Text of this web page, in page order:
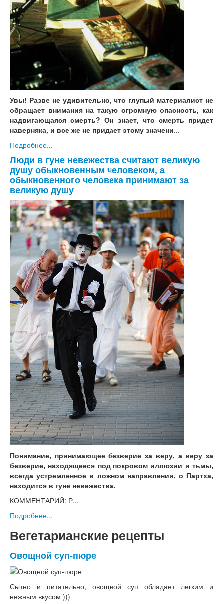
Увы! Разве не удивительно, что глупый материалист не
обращает внимания на такую огромную опасность, как
надвигающаяся смерть? Он знает, что смерть придет
наверняка, и все же не придает этому значени...
Подробнее...
Люди в гуне невежества считают великую
душу обыкновенным человеком, а
обыкновенного человека принимают за
великую душу
Понимание, принимающее безверие за веру, а веру за
безверие, находящееся под покровом иллюзии и тьмы,
всегда устремленное в ложном направлении, о Партха,
находится в гуне невежества.
КОММЕНТАРИЙ: Р...
Подробнее...
Вегетарианские рецепты
Овощной суп-пюре
Сытно и питательно, овощной суп обладает легким и
нежным вкусом )))